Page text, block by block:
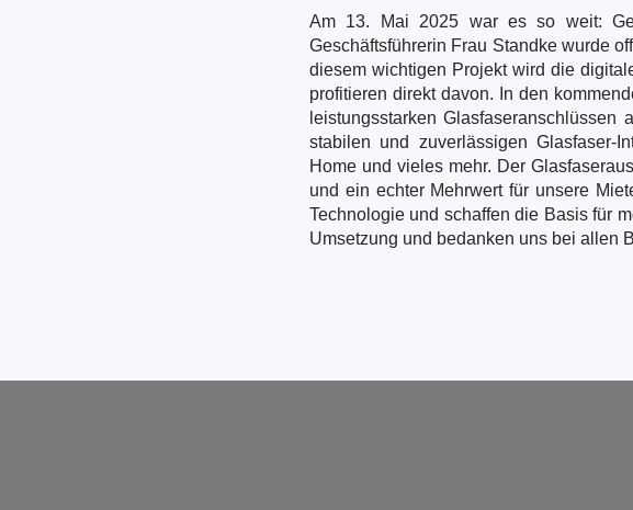
Am 13. Mai 2025 war es so weit:
Geschäftsführerin Frau Standke wurde
diesem wichtigen Projekt wird die
profitieren direkt davon. In den
leistungsstarken
stabilen und zuverlässigen Glasfaser-
Home und vieles mehr. Der
und ein echter Mehrwert für unsere
Technologie und schaffen die Basis für
Umsetzung und bedanken uns bei allen